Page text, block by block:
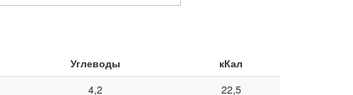
Углеводы
кКал
4,2
22,5